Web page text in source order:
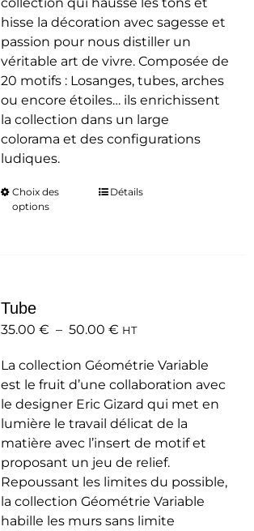
hisse la décoration avec sagesse et
passion pour nous distiller un
véritable art de vivre. Composée de
20 motifs : Losanges, tubes, arches
ou encore étoiles… ils enrichissent
la collection dans un large
colorama et des configurations
ludiques.
Choix des
options
Ce
peuvent
choisies
sur
la
page
du
produit
Détails
Tube
35.00 € – 50.00 €Plage
prix :
35.00 €
à
50.00 €
HT
La collection Géométrie Variable
est le fruit d’une collaboration avec
le designer Eric Gizard qui met en
lumière le travail délicat de la
matière avec l’insert de motif et
proposant un jeu de relief.
Repoussant les limites du possible,
la collection Géométrie Variable
habille les murs sans limite